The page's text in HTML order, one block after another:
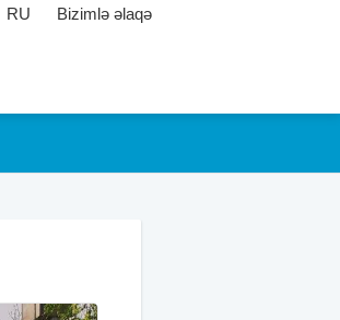
RU Bizimlə əlaqə